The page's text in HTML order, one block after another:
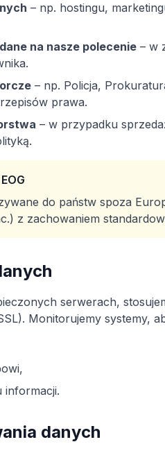
– np. hostingu,
na nasze polecenie – w
– np. Policja,
prawa.
– w przypadku
do państw spoza
z zachowaniem
serwerach,
Monitorujemy systemy,
informacji.
danych